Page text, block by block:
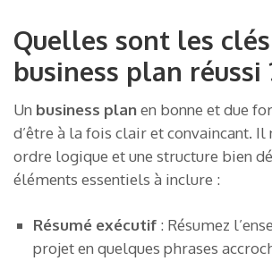
Quelles sont les clés
business plan réussi
Un business planen bonne et due
d’être à la fois clair et convaincant. Il
ordre logique et une structure bien
éléments essentiels à inclure :
Résumé exécutif : Résumez
projet en quelques phrases